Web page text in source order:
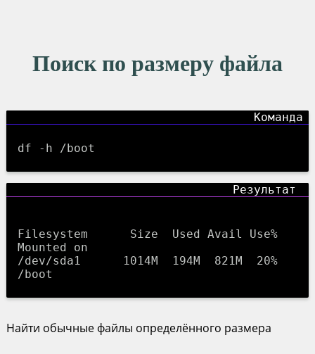
Поиск по размеру файла
df -h /boot
Filesystem      Size  Used Avail Use%
Mounted on
/dev/sda1      1014M  194M  821M  20%
Найти обычные файлы определённого размера